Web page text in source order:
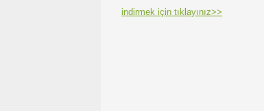
indirmek için tıklayınız>>